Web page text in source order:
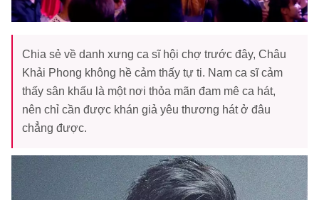
Chia sẻ về danh xưng ca sĩ hội chợ trước đây, Châu
Khải Phong không hề cảm thấy tự ti. Nam ca sĩ cảm
thấy sân khấu là một nơi thỏa mãn đam mê ca hát,
nên chỉ cần được khán giả yêu thương hát ở đâu
chẳng được.